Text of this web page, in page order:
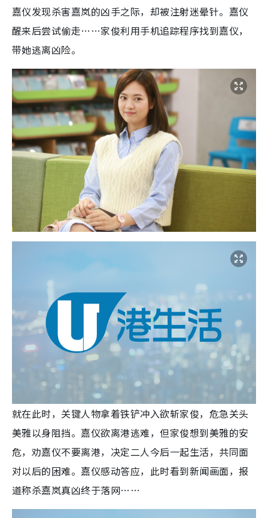
嘉仪发现杀害嘉岚的凶手之际，却被注射迷晕针。嘉仪
醒来后尝试偷走……家俊利用手机追踪程序找到嘉仪，
带她逃离凶险。
就在此时，关键人物拿着铁铲冲入欲斩家俊，危急关头
美雅以身阻挡。嘉仪欲离港逃难，但家俊想到美雅的安
危，劝嘉仪不要离港，决定二人今后一起生活，共同面
对以后的困难。嘉仪感动答应，此时看到新闻画面，报
道称杀嘉岚真凶终于落网……